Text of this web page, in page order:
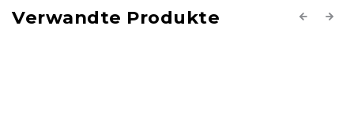
Verwandte Produkte Previous
Next